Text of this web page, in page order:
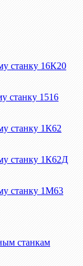
станку 16К20
станку 1516
станку 1К62
станку 1К62Д
станку 1М63
станкам